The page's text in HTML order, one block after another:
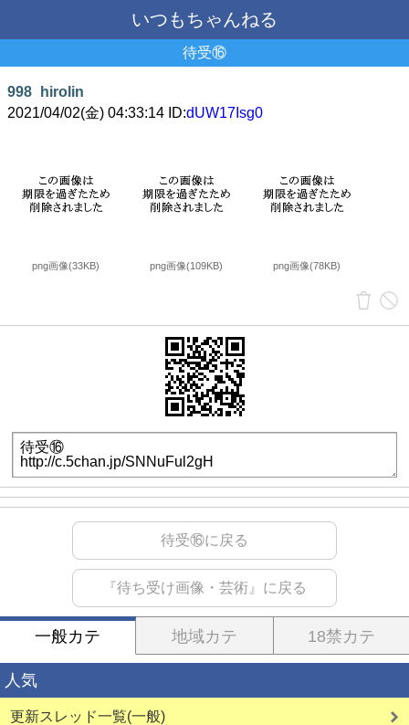
いつもちゃんねる
待受⑯
998
hirolin
2021/04/02(金) 04:33:14 ID:dUW17Isg0
png画像(33KB) png画像(109KB) png画像(78KB)
待受⑯に戻る
『待ち受け画像・芸術』に戻る
一般カテ 地域カテ 18禁カテ
人気
更新スレッド一覧(一般)